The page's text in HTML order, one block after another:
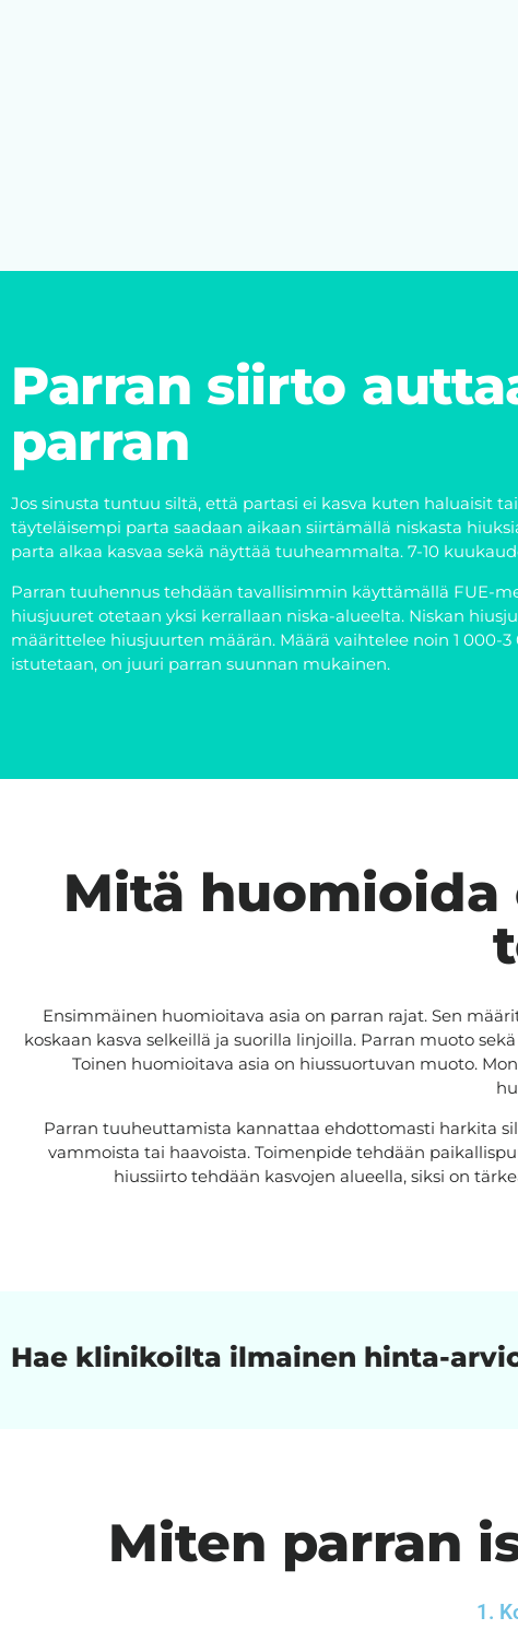
Parran siirto
parran
Jos sinusta tuntuu siltä, että partasi ei kasva kuten haluaisit
täyteläisempi parta saadaan aikaan siirtämällä niskasta
parta alkaa kasvaa sekä näyttää tuuheammalta. 7-10
Parran tuuhennus tehdään tavallisimmin käyttämällä FUE-
hiusjuuret otetaan yksi kerrallaan niska-alueelta. Niskan
määrittelee hiusjuurten määrän. Määrä vaihtelee noin 1 000-
istutetaan, on juuri parran suunnan mukainen.
Mitä
Ensimmäinen huomioitava asia on parran rajat. Sen
koskaan kasva selkeillä ja suorilla linjoilla. Parran muoto
Toinen huomioitava asia on hiussuortuvan muoto.
Parran tuuheuttamista kannattaa ehdottomasti harkita
vammoista tai haavoista. Toimenpide tehdään
hiussiirto tehdään kasvojen alueella, siksi on
Hae klinikoilta ilmainen hinta-
Miten parran
1.